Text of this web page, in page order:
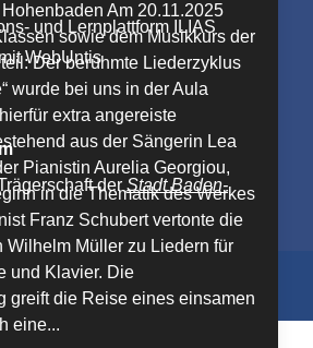
Am 20.11.2025
sowie dem Musikkurs der
Der berühmte Liederzyklus
wurde bei uns in der Aula
extra angereiste
aus der Sängerin Lea
Pianistin Aurelia Georgiou,
in die Thematik des Werkes
Franz Schubert vertonte die
Wilhelm Müller zu Liedern für
und Klavier. Die
greift die Reise eines einsamen
eine...
und Lernplattform ILIAS
WebUntis
der Stadt Baden-
2026